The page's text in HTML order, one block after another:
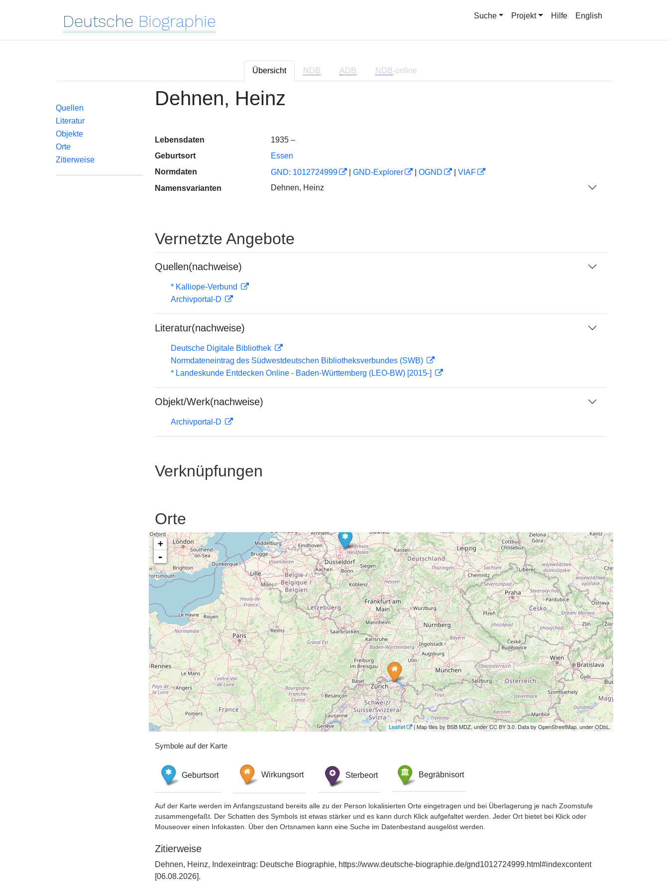
Deutsche Biographie Suche Projekt Hilfe English
Übersicht NDB ADB NDB-online
Quellen
Literatur
Objekte
Orte
Zitierweise
Dehnen, Heinz
Lebensdaten
1935 –
Geburtsort
Essen
Normdaten
GND: 1012724999 GND-Explorer OGND
VIAF
Namensvarianten
Dehnen, Heinz
Vernetzte Angebote
Quellen(nachweise)
* Kalliope-Verbund
Archivportal-D
Literatur(nachweise)
Deutsche Digitale Bibliothek
Normdateneintrag des Südwestdeutschen Bibliotheksverbundes (SWB)
* Landeskunde Entdecken Online - Baden-Württemberg (LEO-BW) [2015-]
Objekt/Werk(nachweise)
Archivportal-D
Verknüpfungen
Orte
+
-
Leaflet | Map tiles by BSB MDZ, under CC BY 3.0. Data by OpenStreetMap, under ODbL.
Symbole auf der Karte
Geburtsort Wirkungsort Sterbeort Begräbnisort
Auf der Karte werden im Anfangszustand bereits alle zu der Person lokalisierten Orte eingetragen und bei Überlagerung je nach Zoomstufe
zusammengefaßt. Der Schatten des Symbols ist etwas stärker und es kann durch Klick aufgefaltet werden. Jeder Ort bietet bei Klick oder
Mouseover einen Infokasten. Über den Ortsnamen kann eine Suche im Datenbestand ausgelöst werden.
Zitierweise
Dehnen, Heinz, Indexeintrag: Deutsche Biographie, https://www.deutsche-biographie.de/gnd1012724999.html#indexcontent
[06.08.2026].